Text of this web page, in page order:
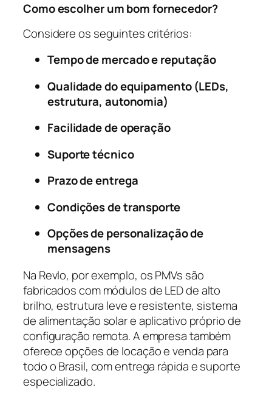
Como escolher um bom fornecedor?
Considere os seguintes critérios:
Tempo de mercado e reputação
Qualidade do equipamento (LEDs,
estrutura, autonomia)
Facilidade de operação
Suporte técnico
Prazo de entrega
Condições de transporte
Opções de personalização de
mensagens
Na Revlo, por exemplo, os PMVs são
fabricados com módulos de LED de alto
brilho, estrutura leve e resistente, sistema
de alimentação solar e aplicativo próprio de
configuração remota. A empresa também
oferece opções de locação e venda para
todo o Brasil, com entrega rápida e suporte
especializado.